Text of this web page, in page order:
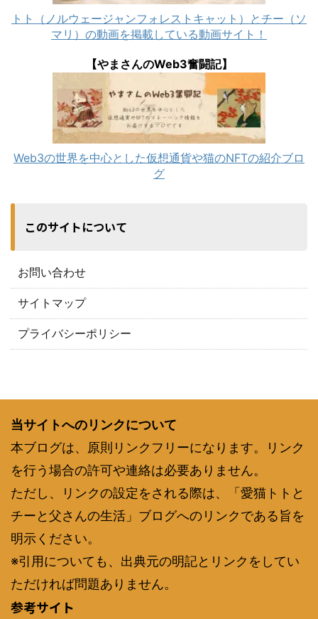
トト（ノルウェージャンフォレストキャット）とチー（ソ
マリ）の動画を掲載している動画サイト！
【やまさんのWeb3奮闘記】
Web3の世界を中心とした仮想通貨や猫のNFTの紹介ブロ
グ
このサイトについて
お問い合わせ
サイトマップ
プライバシーポリシー
当サイトへのリンクについて
本ブログは、原則リンクフリーになります。リンク
を行う場合の許可や連絡は必要ありません。
ただし、リンクの設定をされる際は、「愛猫トトと
チーと父さんの生活」ブログへのリンクである旨を
明示ください。
※引用についても、出典元の明記とリンクをしてい
ただければ問題ありません。
参考サイト